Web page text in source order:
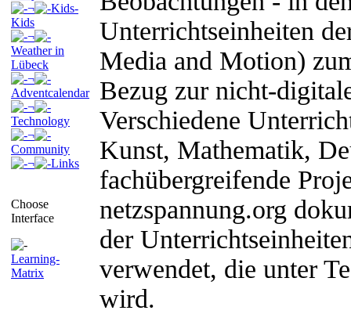
¬
Kids-
Kids
¬
Weather in
Lübeck
¬
Adventcalendar
¬
Technology
¬
Community
¬
Links
Choose
Interface
Learning-
Matrix
Unterrichtseinheiten
Media and Motion)
Bezug zur nicht-
Verschiedene
Kunst, Mathematik,
fachübergreifende
netzspannung.org
der
verwendet, die unter
wird.